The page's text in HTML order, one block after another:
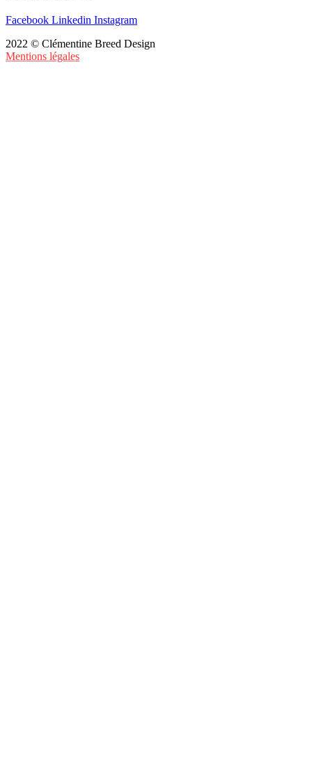
Facebook Linkedin Instagram
2022 © Clémentine Breed Design
Mentions légales